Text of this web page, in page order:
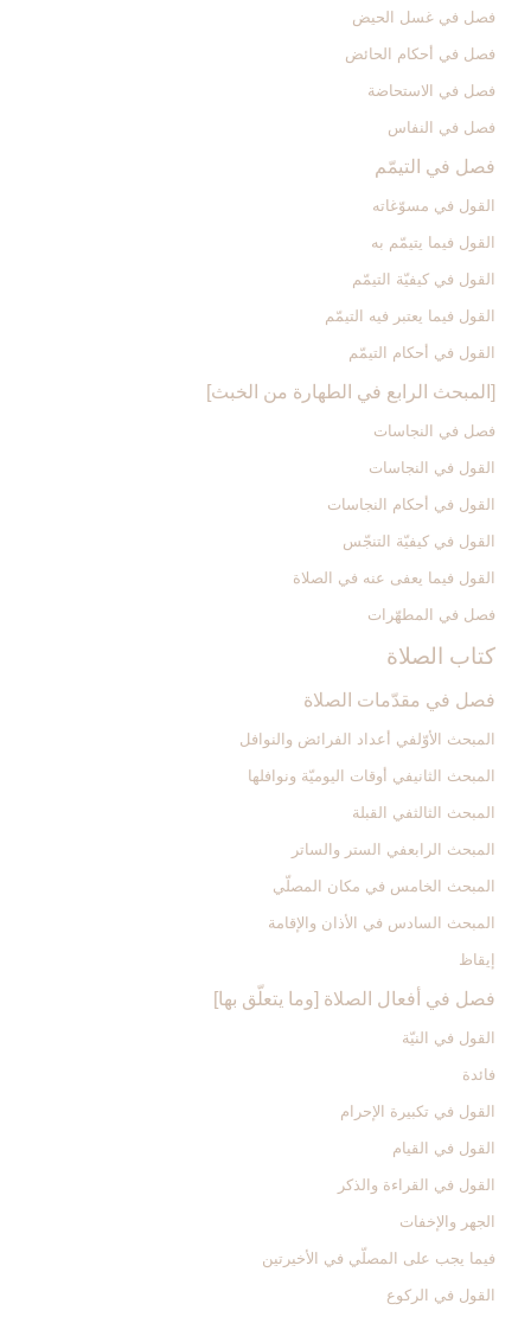
فصل في غسل الحيض‏
فصل في أحكام الحائض‏
فصل في الاستحاضة
فصل في النفاس‏
فصل في التيمّم‏
القول في مسوّغاته‏
القول فيما يتيمّم به‏
القول في كيفيّة التيمّم‏
القول فيما يعتبر فيه التيمّم‏
القول في أحكام التيمّم‏
[المبحث الرابع في الطهارة من الخبث‏]
فصل في النجاسات‏
القول في النجاسات‏
القول في أحكام النجاسات‏
القول في كيفيّة التنجّس‏
القول فيما يعفى عنه في الصلاة
فصل في المطهّرات‏
كتاب الصلاة
فصل في مقدّمات الصلاة
المبحث الأوّل‏في أعداد الفرائض والنوافل‏
المبحث الثاني‏في أوقات اليوميّة ونوافلها
المبحث الثالث‏في القبلة
المبحث الرابع‏في الستر والساتر
المبحث الخامس ‏في مكان المصلّي‏
المبحث السادس‏ في الأذان والإقامة
إيقاظ
فصل في أفعال الصلاة [وما يتعلّق بها]
القول في النيّة
فائدة
القول في تكبيرة الإحرام‏
القول في القيام‏
القول في القراءة والذكر
الجهر والإخفات‏
فيما يجب على المصلّي في الأخيرتين‏
القول في الركوع‏